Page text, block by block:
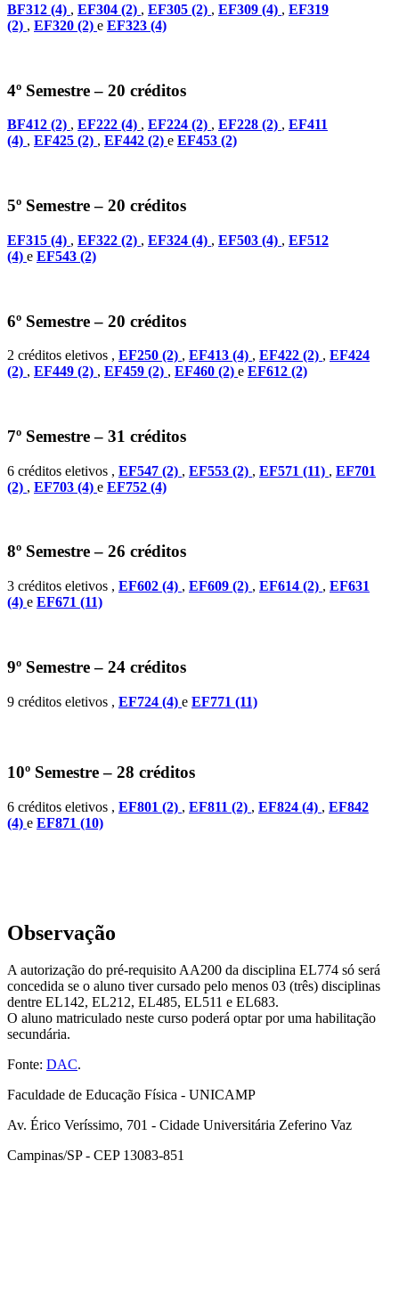
BF312 (4) , EF304 (2) , EF305 (2) , EF309 (4) , EF319
(2) , EF320 (2) e EF323 (4)
4º Semestre – 20 créditos
BF412 (2) , EF222 (4) , EF224 (2) , EF228 (2) , EF411
(4) , EF425 (2) , EF442 (2) e EF453 (2)
5º Semestre – 20 créditos
EF315 (4) , EF322 (2) , EF324 (4) , EF503 (4) , EF512
(4) e EF543 (2)
6º Semestre – 20 créditos
2 créditos eletivos , EF250 (2) , EF413 (4) , EF422 (2) , EF424
(2) , EF449 (2) , EF459 (2) , EF460 (2) e EF612 (2)
7º Semestre – 31 créditos
6 créditos eletivos , EF547 (2) , EF553 (2) , EF571 (11) , EF701
(2) , EF703 (4) e EF752 (4)
8º Semestre – 26 créditos
3 créditos eletivos , EF602 (4) , EF609 (2) , EF614 (2) , EF631
(4) e EF671 (11)
9º Semestre – 24 créditos
9 créditos eletivos , EF724 (4) e EF771 (11)
10º Semestre – 28 créditos
6 créditos eletivos , EF801 (2) , EF811 (2) , EF824 (4) , EF842
(4) e EF871 (10)
Observação
A autorização do pré-requisito AA200 da disciplina EL774 só será
concedida se o aluno tiver cursado pelo menos 03 (três) disciplinas
dentre EL142, EL212, EL485, EL511 e EL683.
O aluno matriculado neste curso poderá optar por uma habilitação
secundária.
Fonte: DAC.
Faculdade de Educação Física - UNICAMP
Av. Érico Veríssimo, 701 - Cidade Universitária Zeferino Vaz
Campinas/SP - CEP 13083-851